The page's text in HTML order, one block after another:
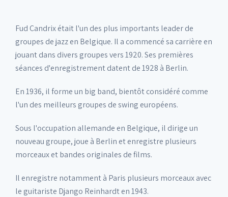
Fud Candrix était l'un des plus importants leader de
groupes de jazz en Belgique. Il a commencé sa carrière en
jouant dans divers groupes vers 1920. Ses premières
séances d'enregistrement datent de 1928 à Berlin.
En 1936, il forme un big band, bientôt considéré comme
l'un des meilleurs groupes de swing européens.
Sous l'occupation allemande en Belgique, il dirige un
nouveau groupe, joue à Berlin et enregistre plusieurs
morceaux et bandes originales de films.
Il enregistre notamment à Paris plusieurs morceaux avec
le guitariste Django Reinhardt en 1943.